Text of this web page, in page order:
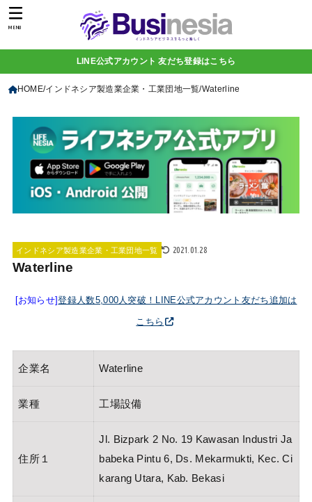
MENU
LINE公式アカウント 友だち登録はこちら
HOME インドネシア製造業企業・工業団地一覧 Waterline
インドネシア製造業企業・工業団地一覧 2021.01.28
Waterline
[お知らせ]登録人数5,000人突破！LINE公式アカウント友だち追加は
こちら
企業名 Waterline
業種 工場設備
住所１
Jl. Bizpark 2 No. 19 Kawasan Industri Ja
babeka Pintu 6, Ds. Mekarmukti, Kec. Ci
karang Utara, Kab. Bekasi